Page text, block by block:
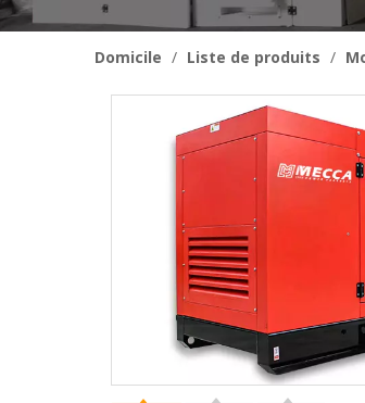
Domicile / Liste de produits /